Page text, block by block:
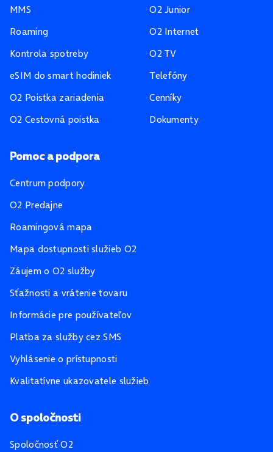
MMS
Roaming
Kontrola spotreby
eSIM do smart hodiniek
O2 Poistka zariadenia
O2 Cestovná poistka
O2 Junior
O2 Internet
O2 TV
Telefóny
Cenníky
Dokumenty
Pomoc a podpora
Centrum podpory
O2 Predajne
Roamingová mapa
Mapa dostupnosti služieb O2
Záujem o O2 služby
Sťažnosti a vrátenie tovaru
Informácie pre používateľov
Platba za služby cez SMS
Vyhlásenie o prístupnosti
Kvalitatívne ukazovatele služieb
O spoločnosti
Spoločnosť O2